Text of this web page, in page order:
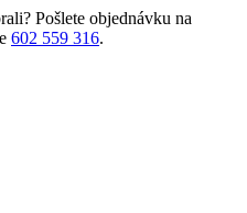
Pošlete objednávku na
602 559 316.